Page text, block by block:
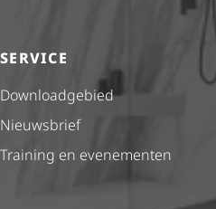
SERVICE
Downloadgebied
Nieuwsbrief
Training en evenementen